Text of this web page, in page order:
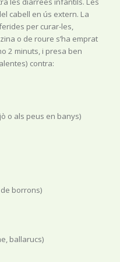
cabell en ús extern. La
per curar-les,
o de roure s’ha emprat
2 minuts, i presa ben
contra:
o als peus en banys)
borrons)
ballarucs)